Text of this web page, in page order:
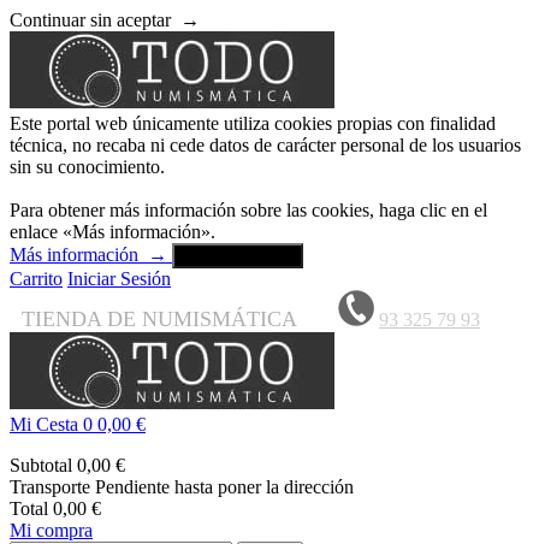
Continuar sin aceptar →
Este portal web únicamente utiliza cookies propias con finalidad
técnica, no recaba ni cede datos de carácter personal de los usuarios
sin su conocimiento.
Para obtener más información sobre las cookies, haga clic en el
enlace «Más información».
Más información
→
Carrito Iniciar Sesión
TIENDA DE NUMISMÁTICA 93 325 79 93
Mi Cesta 0 0,00 €
Subtotal 0,00 €
Transporte Pendiente hasta poner la dirección
Total 0,00 €
Mi compra